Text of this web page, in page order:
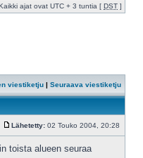
ajat ovat UTC + 3 tuntia [ DST ]
viestiketju | Seuraava viestiketju
Lähetetty: 02 Touko 2004, 20:28
toista alueen seuraa